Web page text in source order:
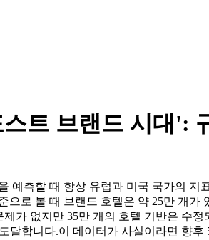
트 브랜드 시대':
예측할 때 항상 유럽과 미국 국가의 지
으로 볼 때 브랜드 호텔은 약 25만 개
가 없지만 35만 개의 호텔 기반은 수
달합니다.이 데이터가 사실이라면 향